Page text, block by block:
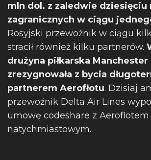
mln dol. z zaledwie dziesięciu
zagranicznych w ciągu
Rosyjski przewoźnik w ciągu
stracił również kilku partnerów.
drużyna piłkarska Manchester
zrezygnowała z bycia
partnerem Aerofłotu. Dzisiaj
przewoźnik Delta Air Lines
umowę codeshare z
natychmiastowym.